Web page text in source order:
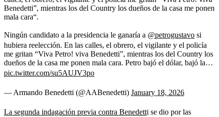
Benedetti”, mientras los del Country los dueños de la casa me ponen
mala cara“.
Ningún candidato a la presidencia le ganaría a @petrogustavo si
hubiera reelección. En las calles, el obrero, el vigilante y el policía
me gritan “Viva Petro! viva Benedetti”, mientras los del Country los
dueños de la casa me ponen mala cara. Petro bajó el dólar, bajó la…
pic.twitter.com/su5AUJV3po
— Armando Benedetti (@AABenedetti) January 18, 2026
La segunda indagación previa contra Benedetti se dio por las